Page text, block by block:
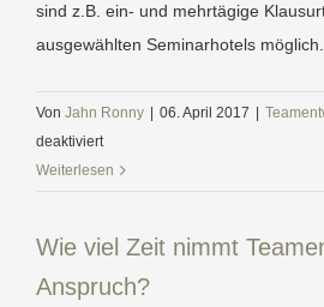
sind z.B. ein- und mehrtägige
ausgewählten Seminarhotels möglich.
Von Jahn Ronny 06. April 2017
deaktiviertfür
In
findet
Teamentwicklung
Weiterlesen
Wie viel Zeit nimmt
Anspruch?